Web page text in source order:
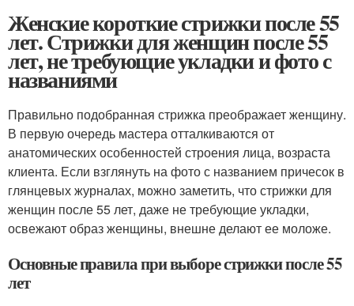
Женские короткие стрижки после 55
лет. Стрижки для женщин после 55
лет, не требующие укладки и фото с
названиями
Правильно подобранная стрижка преображает женщину.
В первую очередь мастера отталкиваются от
анатомических особенностей строения лица, возраста
клиента. Если взглянуть на фото с названием причесок в
глянцевых журналах, можно заметить, что стрижки для
женщин после 55 лет, даже не требующие укладки,
освежают образ женщины, внешне делают ее моложе.
Основные правила при выборе стрижки после 55
лет